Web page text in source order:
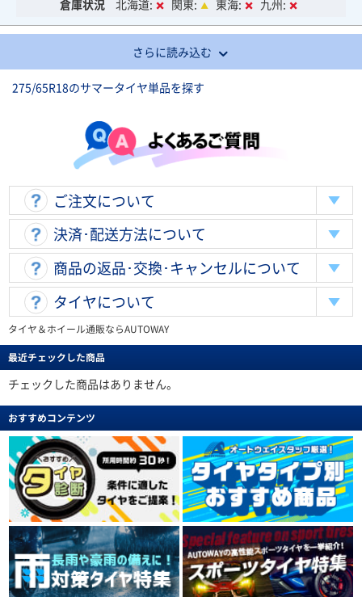
倉庫状況 北海道: 関東: 東海: 九州:
さらに読み込む
275/65R18のサマータイヤ単品を探す
ご注文について
決済･配送方法について
商品の返品･交換･キャンセルについて
タイヤについて
タイヤ＆ホイール通販ならAUTOWAY
最近チェックした商品
チェックした商品はありません。
おすすめコンテンツ